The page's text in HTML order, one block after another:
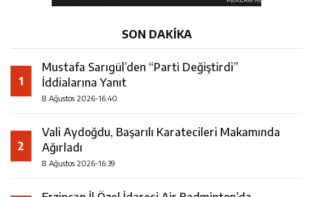
SON DAKİKA
1
Mustafa Sarıgül’den “Parti Değiştirdi”
İddialarına Yanıt
8 Ağustos 2026-16:40
2
Vali Aydoğdu, Başarılı Karatecileri Makamında
Ağırladı
8 Ağustos 2026-16:39